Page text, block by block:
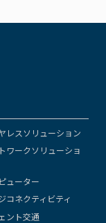
レスソリューション
ワークソリューショ
ューター
コネクティビティ
ント交通